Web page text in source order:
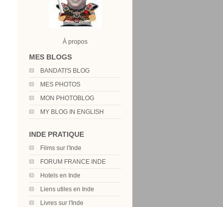
À propos
MES BLOGS
BANDATI'S BLOG
MES PHOTOS
MON PHOTOBLOG
MY BLOG IN ENGLISH
INDE PRATIQUE
Films sur l'Inde
FORUM FRANCE INDE
Hotels en Inde
Liens utiles en Inde
Livres sur l'Inde